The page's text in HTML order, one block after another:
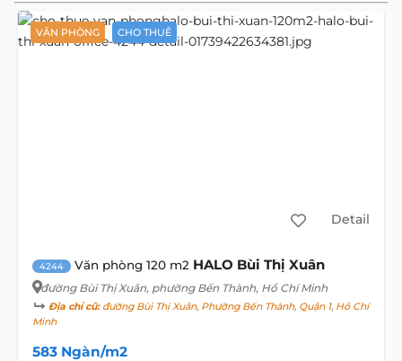
VĂN PHÒNG CHO THUÊ
Detail
4244 Văn phòng 120 m2 HALO Bùi Thị Xuân
đường Bùi Thị Xuân, phường Bến Thành, Hồ Chí Minh
Địa chỉ cũ:đường Bùi Thị Xuân, Phường Bến Thành, Quận 1, Hồ Chí
Minh
583 Ngàn/m2